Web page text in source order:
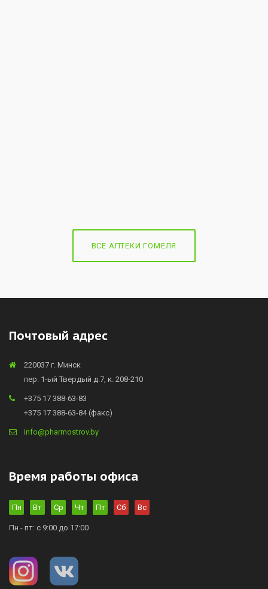
ВСЕ АПТЕКИ ГОМЕЛЯ
Почтовый адрес
220037 г. Минск
пер. 1-ый Твердый д.7, к. 208-210
+375 17 388-63-83
+375 17 388-63-84 (факс)
info@pharmostrov.by
Время работы офиса
Пн Вт Ср Чт Пт Сб Вс
Пн - пт: с 9:00 до 17:00